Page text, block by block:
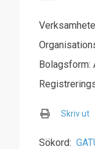
Bolagsform:
Skriv ut
Sökord: